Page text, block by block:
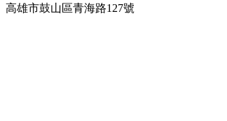
高雄市鼓山區青海路127號